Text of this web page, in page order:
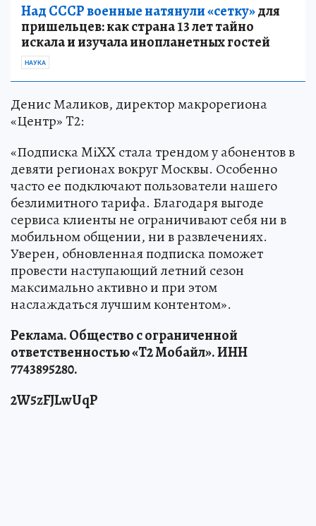
Над СССР военные натянули «сетку»для
пришельцев: как страна 13 лет тайно
искала и изучала инопланетных гостей
НАУКА
Денис Маликов, директор макрорегиона
«Центр» T2:
«Подписка MiXX стала трендом у абонентов в
девяти регионах вокруг Москвы. Особенно
часто ее подключают пользователи нашего
безлимитного тарифа. Благодаря выгоде
сервиса клиенты не ограничивают себя ни в
мобильном общении, ни в развлечениях.
Уверен, обновленная подписка поможет
провести наступающий летний сезон
максимально активно и при этом
наслаждаться лучшим контентом».
Реклама. Общество с ограниченной
ответственностью «Т2 Мобайл». ИНН
7743895280.
2W5zFJLwUqP